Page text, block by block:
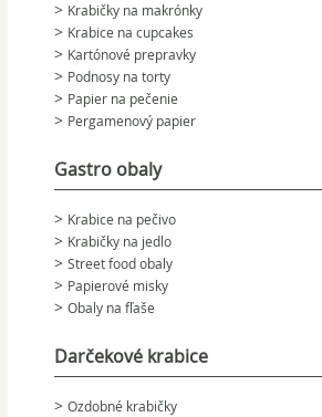
Krabičky na makrónky
Krabice na cupcakes
Kartónové prepravky
Podnosy na torty
Papier na pečenie
Pergamenový papier
Gastro obaly
Krabice na pečivo
Krabičky na jedlo
Street food obaly
Papierové misky
Obaly na fľaše
Darčekové krabice
Ozdobné krabičky